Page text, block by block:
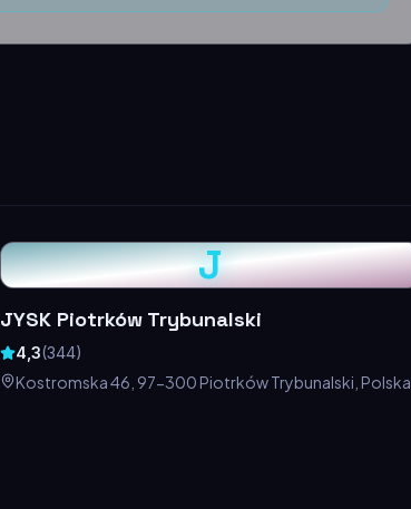
J
JYSK Piotrków Trybunalski
4,3(344)
Kostromska 46, 97-300 Piotrków Trybunalski, Polska